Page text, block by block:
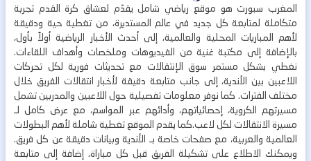
المغرب سبورت هو موقع رياضي شامل يقدّم لعشاق كرة القدم تجربة
متكاملة لمتابعة كل جديد في عالم المستديرة، من تغطية حية ودقيقة
لأهم المباريات المحلية والعالمية، إلى أحدث الأخبار الرياضية أولاً بأول،
بالإضافة إلى مكتبة غنية من الفيديوهات وملخصات وأهداف اللقاءات.
نغطي بشكل مستمر سوق الإنتقالات مع تحديثات فورية لكل تحركات
اللاعبين بين الأندية، إلى جانب متابعة دقيقة لأخبار انتقالات الفريق خلال
مختلف الفترات. كما نوفر معلومات تفصيلية حول اللاعبين والمدربين تشمل
مسيرتهم الكروية، إحصائياتهم، وأدائهم عبر المواسم، مع عرض كامل لـ
مسيرة الانتقالات لكل لاعب.كما يقدم الموقع تغطية شاملة لأهم البطولات
العالمية والعربية، مع صفحات خاصة بـ الأندية وبيانات دقيقة عن كل فريق.
ويمكنك الاطلاع على تشكيلة الفريق قبل كل مباراة، إضافة إلى متابعة